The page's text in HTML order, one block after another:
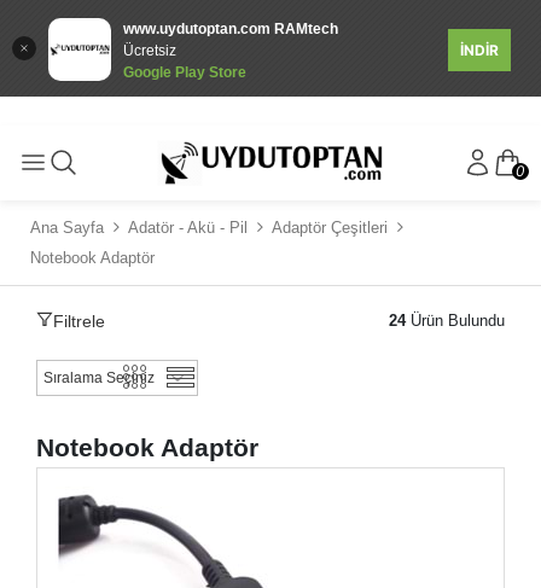
www.uydutoptan.com RAMtech
Ücretsiz
Google Play Store
İNDİR
0
Ana Sayfa Adatör - Akü - Pil
Adaptör Çeşitleri
Notebook Adaptör
Filtrele 24Ürün Bulundu
Notebook Adaptör